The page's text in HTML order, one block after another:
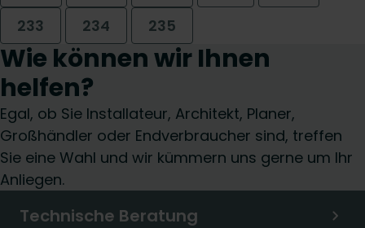
233
234 235
Wie können wir Ihnen
helfen?
Egal, ob Sie Installateur, Architekt, Planer,
Großhändler oder Endverbraucher sind, treffen
Sie eine Wahl und wir kümmern uns gerne um Ihr
Anliegen.
Technische Beratung